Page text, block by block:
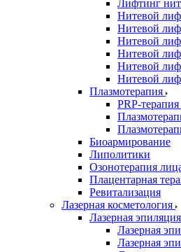
Лифтинг
Нитевой
Нитевой
Нитевой
Нитевой
Нитевой
Нитевой
Плазмотерапия
PRP-
Биоармирование
Липолитики
Озонотерапия
Плацентарная
Ревитализация
Лазерная косметология
Лазерная эпиляция
Лазерная
Лазерная